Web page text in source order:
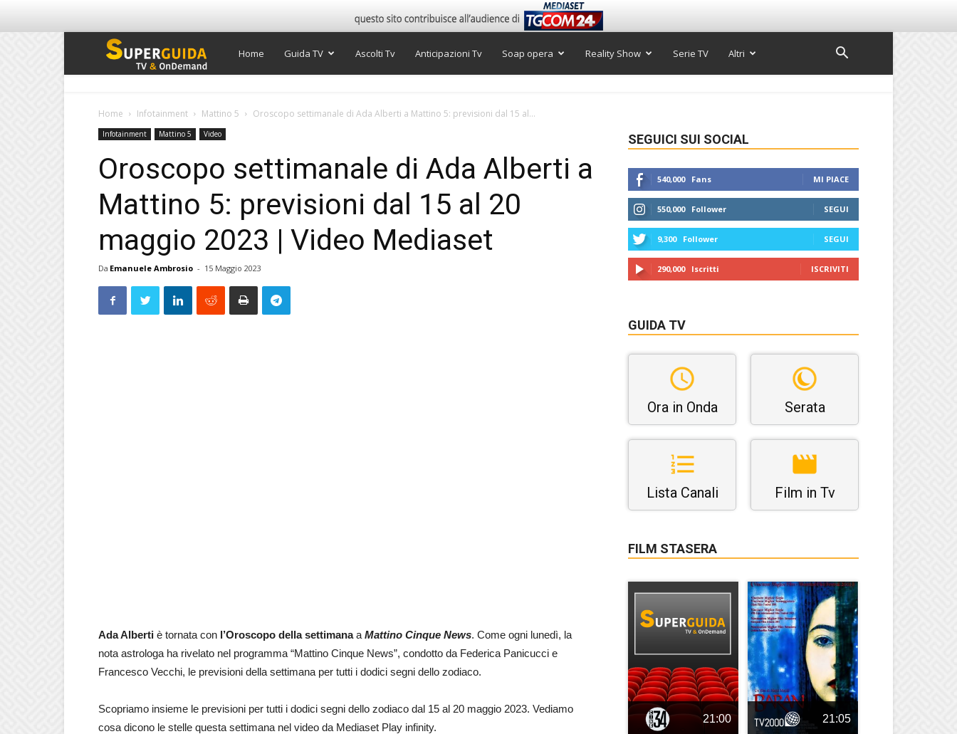
Super
Home Guida TV Ascolti Tv Anticipazioni Tv Soap opera Reality Show Serie TV Altri
Home Infotainment Mattino 5 Oroscopo settimanale di Ada Alberti a Mattino 5: previsioni dal 15 al...
Infotainment Mattino 5 Video
Oroscopo settimanale di Ada Alberti a
Mattino 5: previsioni dal 15 al 20
maggio 2023 | Video Mediaset
Da Emanuele Ambrosio - 15 Maggio 2023
Ada Alberti è tornata con l’Oroscopo della settimanaa Mattino Cinque News. Come ogni lunedì, la
nota astrologa ha rivelato nel programma “Mattino Cinque News”, condotto da Federica Panicucci e
Francesco Vecchi, le previsioni della settimana per tutti i dodici segni dello zodiaco.
Scopriamo insieme le previsioni per tutti i dodici segni dello zodiaco dal 15 al 20 maggio 2023. Vediamo
cosa dicono le stelle questa settimana nel video da Mediaset Play infinity.
SEGUICI SUI SOCIAL
540,000 Fans MI PIACE
550,000 Follower SEGUI
9,300 Follower SEGUI
290,000 Iscritti ISCRIVITI
GUIDA TV
Ora in Onda Serata
Lista Canali Film in Tv
FILM STASERA
21:00 21:05